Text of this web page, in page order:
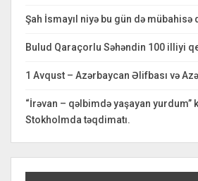
Şah İsmayıl niyə bu gün də mübahisə
Bulud Qaraçorlu Səhəndin 100 illiyi
1 Avqust – Azərbaycan Əlifbası və
“İrəvan – qəlbimdə yaşayan yurdum”
Stokholmda təqdimatı.